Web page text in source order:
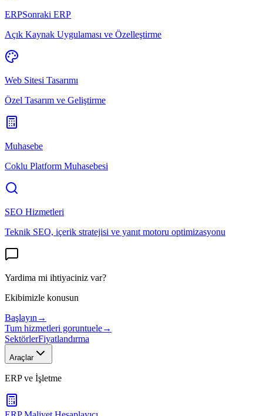
ERPSonraki ERP
Açık Kaynak Uygulaması ve Özelleştirme
Web Sitesi Tasarımı
Özel Tasarım ve Geliştirme
Muhasebe
Coklu Platform Muhasebesi
SEO Hizmetleri
Teknik SEO, içerik stratejisi ve yanıt motoru optimizasyonu
Yardima mi ihtiyaciniz var?
Ekibimizle konusun
Başlayın →
Tum hizmetleri goruntuele→
SektörlerFiyatlandırma
Araçlar
ERP ve İşletme